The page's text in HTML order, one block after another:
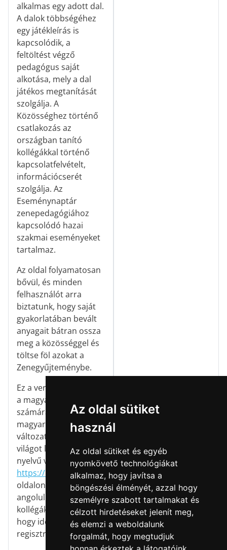
Az oldal sütiket
használ
Az oldal sütiket és egyéb
nyomkövető technológiákat
alkalmaz, hogy javítsa a
böngészési élményét, azzal hogy
személyre szabott tartalmakat és
célzott hirdetéseket jelenít meg,
és elemzi a weboldalunk
forgalmát, hogy megtudjuk
alkalmas egy adott dal.
A dalok többségéhez
egy játékleírás is
kapcsolódik, a
feltöltést végző
pedagógus saját
alkotása, mely a dal
játékos megtanítását
szolgálja. A
Közösséghez történő
csatlakozás az
országban tanító
kollégákkal történő
kapcsolatfelvételt,
információcserét
szolgálja. Az
Eseménynaptár
zenepedagógiához
kapcsolódó hazai
szakmai eseményeket
tartalmaz.
Az oldal folyamatosan
bővül, és minden
felhasználót arra
biztatunk, hogy saját
gyakorlatában bevált
anyagait bátran ossza
meg a közösséggel és
töltse föl azokat a
Zenegyűjteménybe.
Ez a verzió kifejezetten
a magyar énektanárok
számára készült
magyar nyelvű
változat. A teljes
világot lefedő angol
nyelvű verzió a
https://kodalyhub.com
oldalon érhető el,
angolul beszélő
kollégáknak javasoljuk,
hogy ide is
regisztráljanak!